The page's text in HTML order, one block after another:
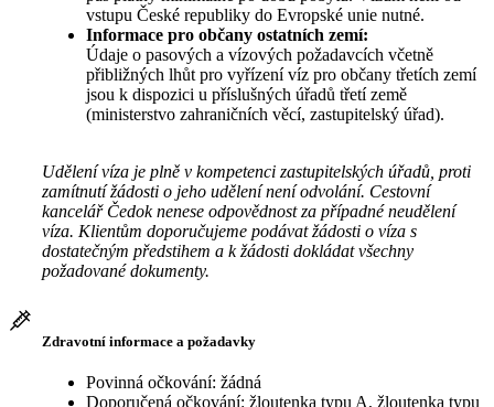
vstupu České republiky do Evropské unie nutné.
Informace pro občany ostatních zemí:
Údaje o pasových a vízových požadavcích včetně
přibližných lhůt pro vyřízení víz pro občany třetích zemí
jsou k dispozici u příslušných úřadů třetí země
(ministerstvo zahraničních věcí, zastupitelský úřad).
Udělení víza je plně v kompetenci zastupitelských úřadů, proti
zamítnutí žádosti o jeho udělení není odvolání. Cestovní
kancelář Čedok nenese odpovědnost za případné neudělení
víza. Klientům doporučujeme podávat žádosti o víza s
dostatečným předstihem a k žádosti dokládat všechny
požadované dokumenty.
Zdravotní informace a požadavky
Povinná očkování: žádná
Doporučená očkování: žloutenka typu A, žloutenka typu